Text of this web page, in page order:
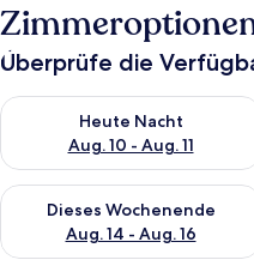
Überprüfe die
Heute Nacht
Aug. 10 - Aug. 11
Überprüfe die Verfügbarkeit
Dieses Wochenende
Aug. 14 - Aug. 16
Überprüfe die Verfügbarkeit